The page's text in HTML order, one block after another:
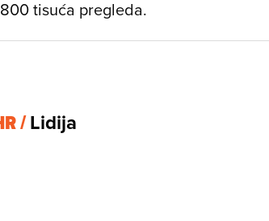
tisuća pregleda.
/Lidija